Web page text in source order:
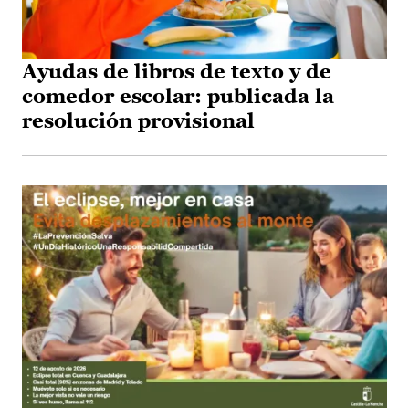
Ayudas de libros de texto y de
comedor escolar: publicada la
resolución provisional